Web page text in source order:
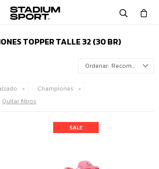
TOPPER TALLE 32 (30 BR)
Recomendados
Championes
Quitar filtros